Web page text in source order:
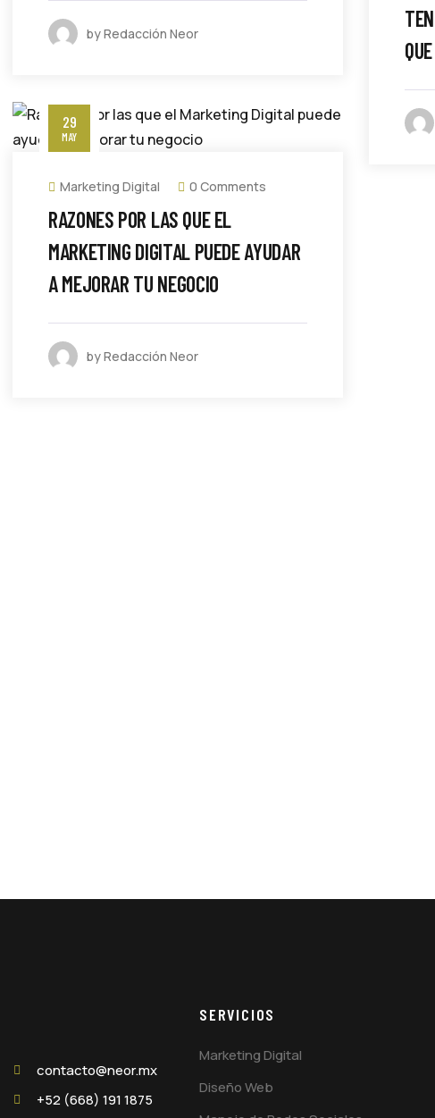
by Redacción Neor
29
MAY
Marketing Digital 0 Comments
RAZONES POR LAS QUE EL
MARKETING DIGITAL PUEDE AYUDAR
A MEJORAR TU NEGOCIO
by Redacción Neor
contacto@neor.mx
+52 (668) 191 1875
SERVICIOS
Marketing Digital
Diseño Web